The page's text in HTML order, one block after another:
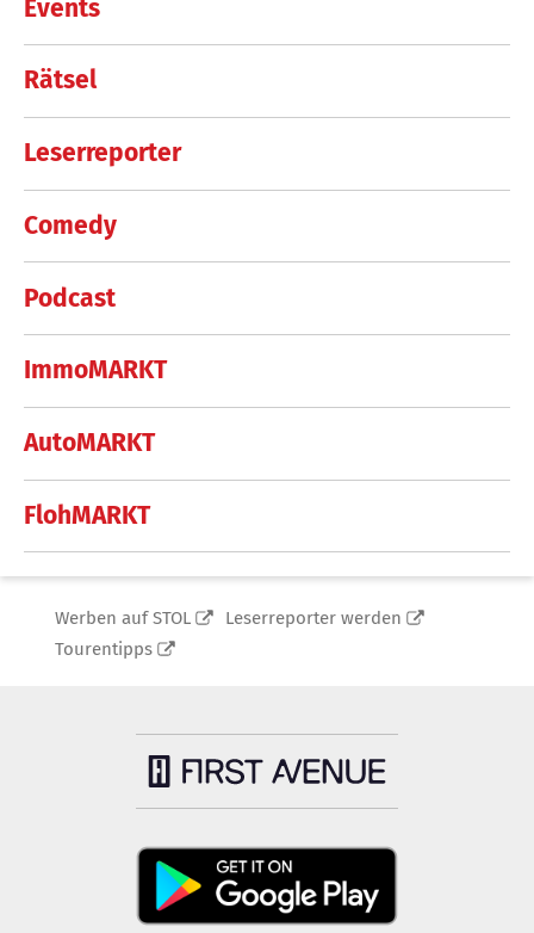
Events
Rätsel
Leserreporter
Comedy
Podcast
ImmoMARKT
AutoMARKT
FlohMARKT
Werben auf STOL
Leserreporter werden
Tourentipps